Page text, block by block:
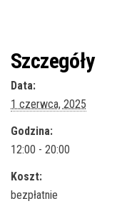
Szczegóły
Data:
1 czerwca, 2025
Godzina:
12:00 - 20:00
Koszt:
bezpłatnie